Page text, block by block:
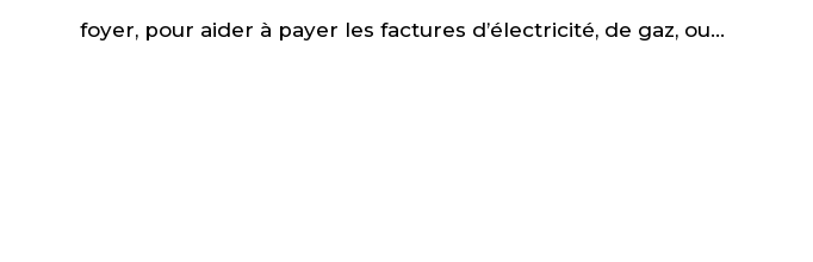
foyer, pour aider à payer les factures d’électricité, de gaz, ou...